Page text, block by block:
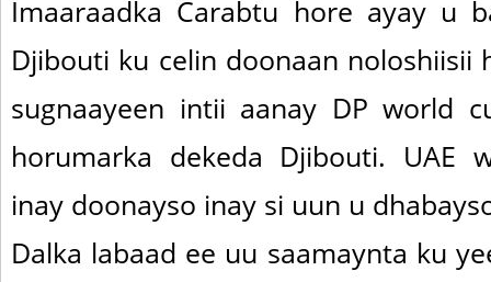
Imaaraadka Carabtu hore ayay u
Djibouti ku celin doonaan noloshiisii
sugnaayeen intii aanay DP world
horumarka dekeda Djibouti. UAE
inay doonayso inay si uun u
Dalka labaad ee uu saamaynta ku